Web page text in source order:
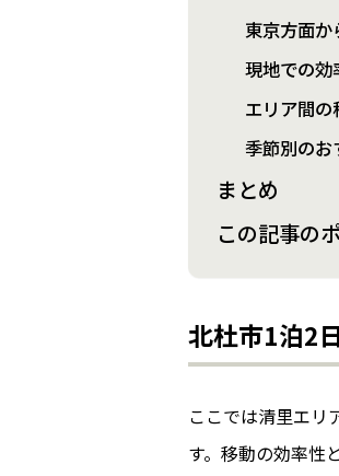
東京方面か
現地での
エリア間の
季節別の
まとめ
この記事の
北杜市1泊2
ここでは清里エリ
す。移動の効率性